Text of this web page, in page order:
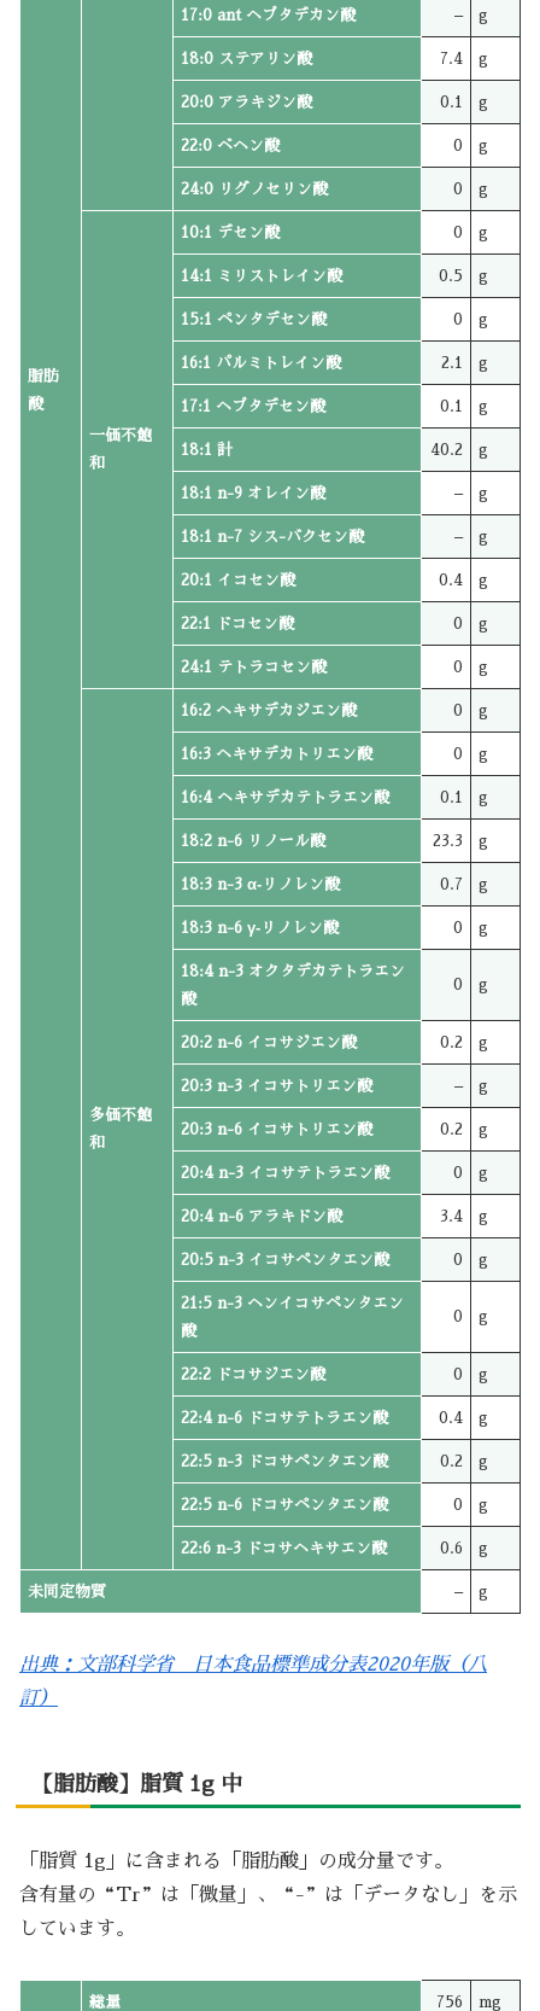
脂肪
酸
17:0 ant ヘプタデカン酸 – g
18:0 ステアリン酸 7.4 g
20:0 アラキジン酸 0.1 g
22:0 ベヘン酸 0 g
24:0 リグノセリン酸 0 g
一価不飽
和
10:1 デセン酸 0 g
14:1 ミリストレイン酸 0.5 g
15:1 ペンタデセン酸 0 g
16:1 パルミトレイン酸 2.1 g
17:1 ヘプタデセン酸 0.1 g
18:1 計 40.2 g
18:1 n-9 オレイン酸 – g
18:1 n-7 シス-バクセン酸 – g
20:1 イコセン酸 0.4 g
22:1 ドコセン酸 0 g
24:1 テトラコセン酸 0 g
多価不飽
和
16:2 ヘキサデカジエン酸 0 g
16:3 ヘキサデカトリエン酸 0 g
16:4 ヘキサデカテトラエン酸 0.1 g
18:2 n-6 リノール酸 23.3 g
18:3 n-3 α‐リノレン酸 0.7 g
18:3 n-6 γ‐リノレン酸 0 g
18:4 n-3 オクタデカテトラエン
酸
0 g
20:2 n-6 イコサジエン酸 0.2 g
20:3 n-3 イコサトリエン酸 – g
20:3 n-6 イコサトリエン酸 0.2 g
20:4 n-3 イコサテトラエン酸 0 g
20:4 n-6 アラキドン酸 3.4 g
20:5 n-3 イコサペンタエン酸 0 g
21:5 n-3 ヘンイコサペンタエン
酸
0 g
22:2 ドコサジエン酸 0 g
22:4 n-6 ドコサテトラエン酸 0.4 g
22:5 n-3 ドコサペンタエン酸 0.2 g
22:5 n-6 ドコサペンタエン酸 0 g
22:6 n-3 ドコサヘキサエン酸 0.6 g
未同定物質 – g
出典：文部科学省 日本食品標準成分表2020年版（八
訂）
【脂肪酸】脂質 1g 中
「脂質 1g」に含まれる「脂肪酸」の成分量です。
含有量の“Tr”は「微量」、“-”は「データなし」を示
しています。
総量 756 mg